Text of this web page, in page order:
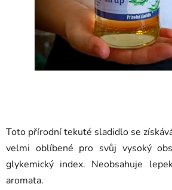
Toto přírodní tekuté sladidlo se
velmi oblíbené pro svůj vysoký
glykemický index. Neobsahuje
aromata.